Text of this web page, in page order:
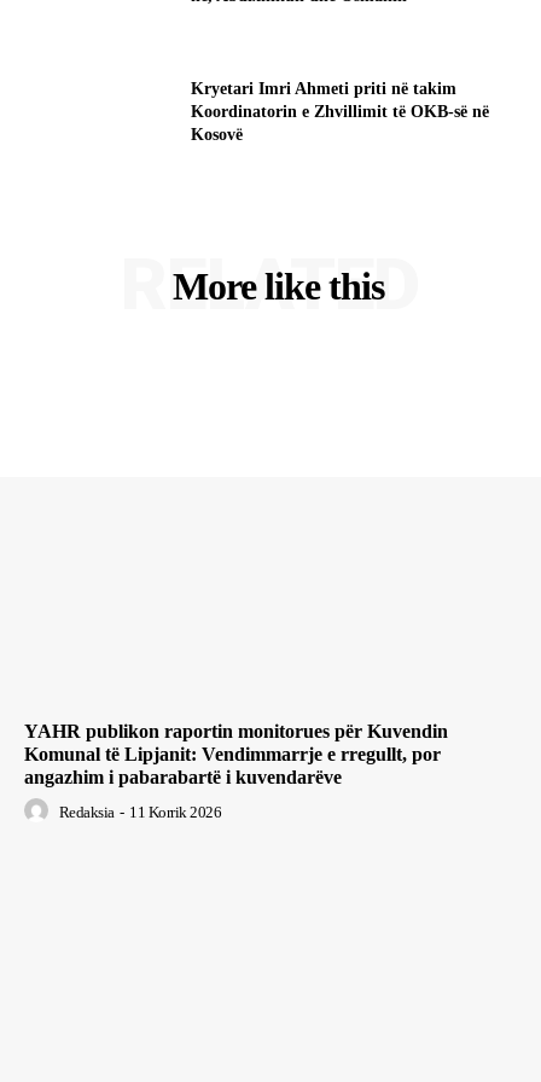
Kryetari Imri Ahmeti priti në takim
Koordinatorin e Zhvillimit të OKB-së në
Kosovë
More like this
RELATED
YAHR publikon raportin monitorues për Kuvendin
Komunal të Lipjanit: Vendimmarrje e rregullt, por
angazhim i pabarabartë i kuvendarëve
Redaksia - 11 Korrik 2026